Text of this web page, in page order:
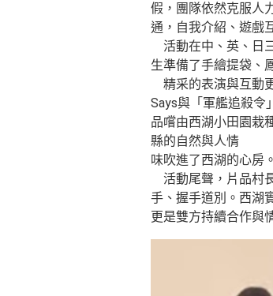
假，團隊依然克服人
通，自我介紹、遊戲
活動在中、英、日
生準備了手繪提袋、
精采的表演與互動
Says與「軍艦追殺令
品嚐由西湖小田園栽
縣的自然與人情
味吹進了西湖的心房。
活動尾聲，片品村
手、握手道別。西湖
更是雙方持續合作與